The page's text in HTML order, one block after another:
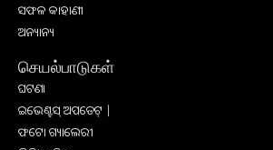
ସଫଳ କାହାଣୀ
ଅନ୍ୟାନ୍ୟ
செயல்பாடுகள்
ଘଟଣା
ଇଭେଣ୍ଟସ୍ ଅପଡେଟ୍ |
ଫଟୋ ଗ୍ୟାଲେରୀ